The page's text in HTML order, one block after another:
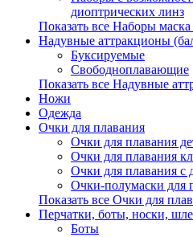
диоптрических линз
Показать все Наборы
Надувные аттракционы
Буксируемые
Свободноплавающие
Показать все Надувные
Ножи
Одежда
Очки для плавания
Очки для плавания
Очки для плавания
Очки для плавания с
Очки-полумаски для
Показать все Очки для
Перчатки, боты, носки,
Боты